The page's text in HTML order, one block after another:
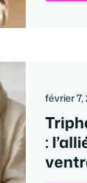
février 7,
: